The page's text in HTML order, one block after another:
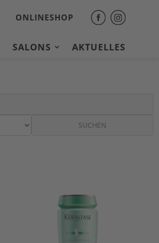
ONLINESHOP
SALONS AKTUELLES
SUCHEN